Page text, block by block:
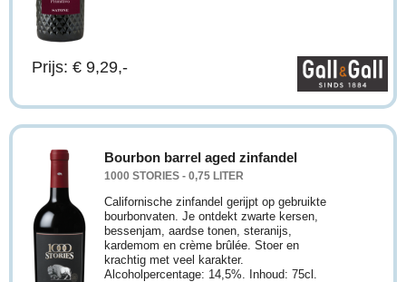
Prijs: € 9,29,-
Bourbon barrel aged zinfandel
1000 STORIES - 0,75 LITER
Californische zinfandel gerijpt op gebruikte
bourbonvaten. Je ontdekt zwarte kersen,
bessenjam, aardse tonen, steranijs,
kardemom en crème brûlée. Stoer en
krachtig met veel karakter.
Alcoholpercentage: 14,5%. Inhoud: 75cl.